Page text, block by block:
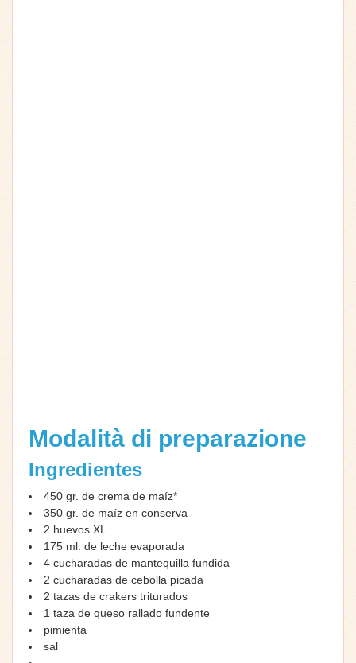
Modalità di preparazione
Ingredientes
450 gr. de crema de maíz*
350 gr. de maíz en conserva
2 huevos XL
175 ml. de leche evaporada
4 cucharadas de mantequilla fundida
2 cucharadas de cebolla picada
2 tazas de crakers triturados
1 taza de queso rallado fundente
pimienta
sal